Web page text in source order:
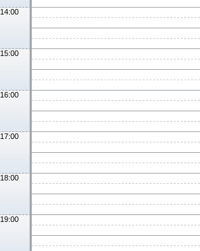
14:00
15:00
16:00
17:00
18:00
19:00